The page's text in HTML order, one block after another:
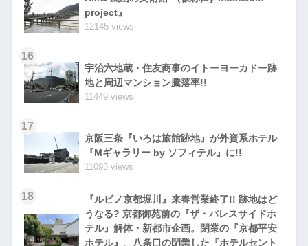
project』
12145 views
16
宇治六地蔵・住友商事のイトーヨーカドー跡
地と周辺マンション騰落率!!
11449 views
17
京阪三条『いろは旅館跡地』が外資系ホテル
『Mギャラリー by ソフィテル』に!!
11093 views
18
『ルビノ京都堀川』来春営業終了!! 跡地はど
うなる? 京都御苑前の『ザ・パレスサイドホ
テル』解体・新都市企画。閉業の『京都平安
ホテル』。八条口の閉業した『ホテルセント